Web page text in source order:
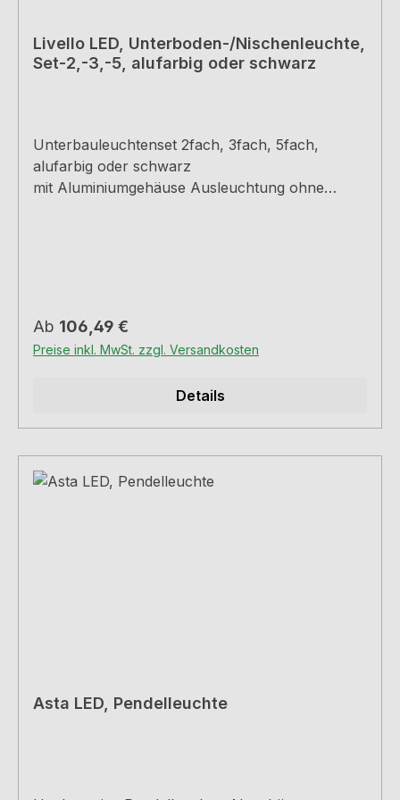
Livello LED, Unterboden-/Nischenleuchte,
Set-2,-3,-5, alufarbig oder schwarz
Unterbauleuchtenset 2fach, 3fach, 5fach,
alufarbig oder schwarz
mit Aluminiumgehäuse Ausleuchtung ohne
Energieeffizienzklasse F
Regulärer Preis:
Ab 106,49 €
Preise inkl. MwSt. zzgl. Versandkosten
Details
Asta LED, Pendelleuchte